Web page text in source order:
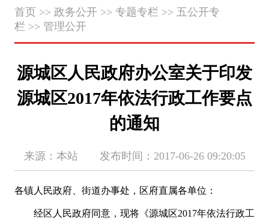
首页 >> 政务公开>> 专题专栏 >> 五公开专
栏 >> 管理公开
源城区人民政府办公室关于印发
源城区2017年依法行政工作要点
的通知
来源：本站 发布时间：2017-06-26 09:20:05
各镇人民政府、街道办事处，区府直属各单位：
经区人民政府同意，现将《源城区2017年依法行政工